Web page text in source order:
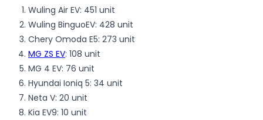
Wuling Air EV: 451 unit
Wuling BinguoEV: 428 unit
Chery Omoda E5: 273 unit
MG ZS EV: 108 unit
MG 4 EV: 76 unit
Hyundai Ioniq 5: 34 unit
Neta V: 20 unit
Kia EV9: 10 unit